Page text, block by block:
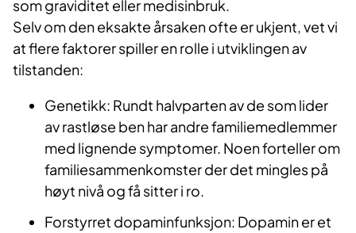
som graviditet eller medisinbruk.
Selv om den eksakte årsaken ofte er ukjent, vet vi
at flere faktorer spiller en rolle i utviklingen av
tilstanden:
Genetikk: Rundt halvparten av de som lider
av rastløse ben har andre familiemedlemmer
med lignende symptomer. Noen forteller om
familiesammenkomster der det mingles på
høyt nivå og få sitter i ro.
Forstyrret dopaminfunksjon: Dopamin er et